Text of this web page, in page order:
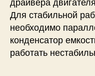
Для стабильной
необходимо
конденсатор
работать